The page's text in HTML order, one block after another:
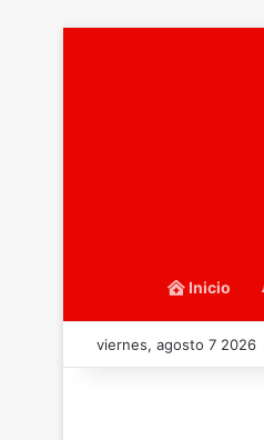
Inicio
viernes, agosto 7 2026